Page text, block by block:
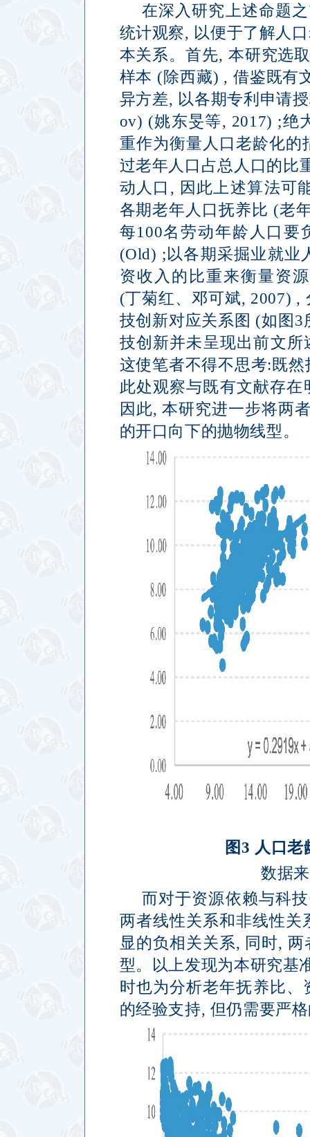
在深入研究上述命题
统计观察, 以便于了解人
本关系。首先, 本研究选
样本 (除西藏) , 借鉴既有
异方差, 以各期专利申请
ov) (姚东旻等, 2017) ;绝
重作为衡量人口老龄化的
过老年人口占总人口的比
动人口 , 因此上述算法可
各期老年人口抚养比 (老
每100名劳动年龄人口要
(Old) ; 以各期采掘业就业
资收入的比重来衡量资
(丁菊红、邓可斌, 2007) ,
技创新对应关系图 (如图 3
技创新并未呈现出前文所
这使笔者不得不思考:既
此处观察与既有文献存在
因此,本研究进一步将两
的开口向下的抛物线型。
图3 人口老
数据
而对于资源依赖与科
两者线性关系和非线性关
显的负相关关系, 同时, 两
型。以上发现为本研究基
时也为分析老年抚养比
的经验支持, 但仍需要严